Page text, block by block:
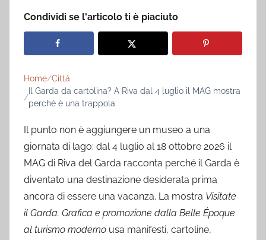
Condividi se l'articolo ti è piaciuto
Home Città
Il Garda da cartolina? A Riva dal 4 luglio il MAG mostra
perché è una trappola
Il punto non è aggiungere un museo a una
giornata di lago: dal 4 luglio al 18 ottobre 2026 il
MAG di Riva del Garda racconta perché il Garda è
diventato una destinazione desiderata prima
ancora di essere una vacanza. La mostra Visitate
il Garda. Grafica e promozione dalla Belle Époque
al turismo moderno usa manifesti, cartoline,